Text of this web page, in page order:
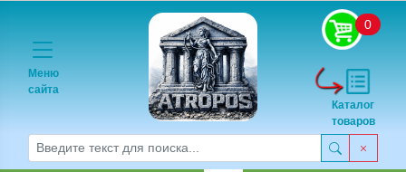
Меню
сайта
0
Каталог
товаров